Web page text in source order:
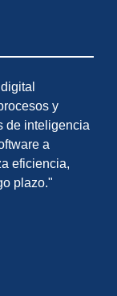
y
de inteligencia
a
eficiencia,
plazo."